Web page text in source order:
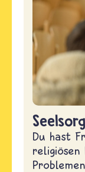
Du hast